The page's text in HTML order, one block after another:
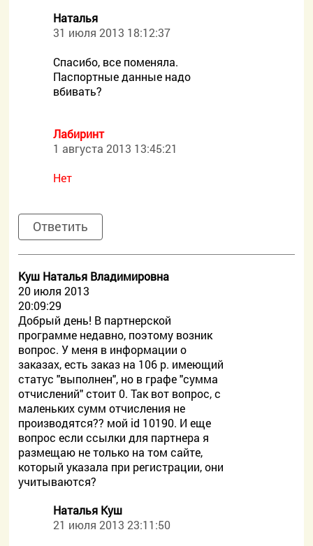
Наталья
31 июля 2013 18:12:37
Спасибо, все поменяла.
Паспортные данные надо
вбивать?
Лабиринт
1 августа 2013 13:45:21
Нет
Ответить
Куш Наталья Владимировна
20 июля 2013
20:09:29
Добрый день! В партнерской
программе недавно, поэтому возник
вопрос. У меня в информации о
заказах, есть заказ на 106 р. имеющий
статус "выполнен", но в графе "сумма
отчислений" стоит 0. Так вот вопрос, с
маленьких сумм отчисления не
производятся?? мой id 10190. И еще
вопрос если ссылки для партнера я
размещаю не только на том сайте,
который указала при регистрации, они
учитываются?
Наталья Куш
21 июля 2013 23:11:50